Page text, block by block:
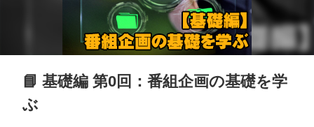
📘 基礎編 第0回：番組企画の基礎を学
ぶ